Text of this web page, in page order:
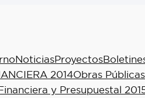
NoticiasProyectos
2014Obras Públicas
y Presupuestal